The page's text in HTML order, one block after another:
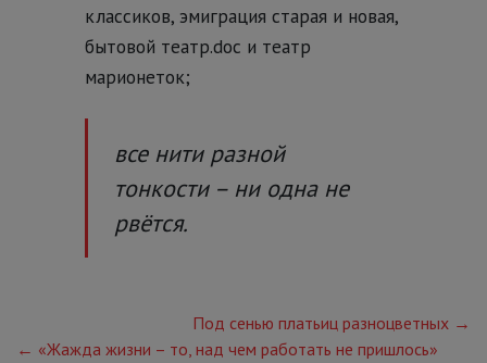
классиков, эмиграция старая и новая,
бытовой театр.doc и театр
марионеток;
все нити разной
тонкости – ни одна не
рвётся.
Под сенью платьиц разноцветных →
← «Жажда жизни – то, над чем работать не пришлось»